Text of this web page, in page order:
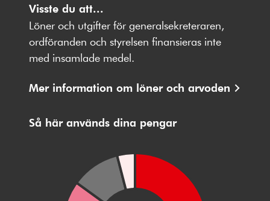
oss
på
Facebbok
oss
på
X
oss
på
Instagram
på
Youtube
på
LinkedIn
Visste du att...
Löner och utgifter för generalsekreteraren,
ordföranden och styrelsen finansieras inte
med insamlade medel.
Mer information om löner och arvoden
Så här används dina pengar